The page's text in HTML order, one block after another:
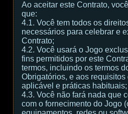
Ao aceitar este Contrato,
que:
4.1. Você tem todos os
necessários para celebrar e
Contrato;
4.2. Você usará o Jogo
fins permitidos por este
termos, incluindo os termos
Obrigatórios, e aos
aplicável e práticas habituais;
4.3. Você não fará nada que
com o fornecimento do Jogo